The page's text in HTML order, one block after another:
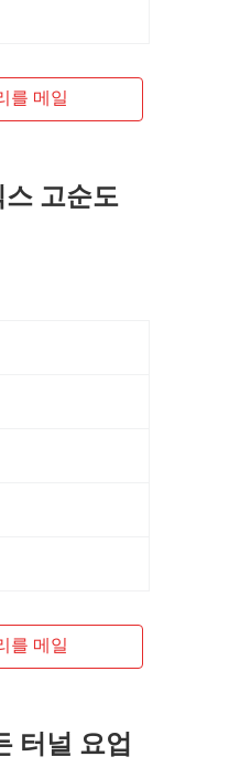
를 메일
고순도
를 메일
터널 요업